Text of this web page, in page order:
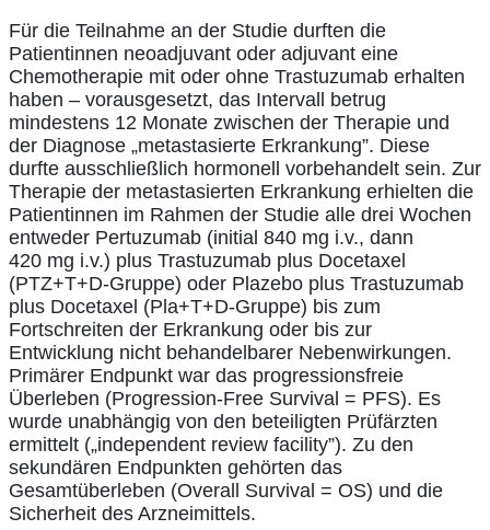
Für die Teilnahme an der Studie durften die
Patientinnen neoadjuvant oder adjuvant eine
Chemotherapie mit oder ohne Trastuzumab erhalten
haben – vorausgesetzt, das Intervall betrug
mindestens 12 Monate zwischen der Therapie und
der Diagnose „metastasierte Erkrankung”. Diese
durfte ausschließlich hormonell vorbehandelt sein. Zur
Therapie der metastasierten Erkrankung erhielten die
Patientinnen im Rahmen der Studie alle drei Wochen
entweder Pertuzumab (initial 840 mg i.v., dann
420 mg i.v.) plus Trastuzumab plus Docetaxel
(PTZ+T+D-Gruppe) oder Plazebo plus Trastuzumab
plus Docetaxel (Pla+T+D-Gruppe) bis zum
Fortschreiten der Erkrankung oder bis zur
Entwicklung nicht behandelbarer Nebenwirkungen.
Primärer Endpunkt war das progressionsfreie
Überleben (Progression-Free Survival = PFS). Es
wurde unabhängig von den beteiligten Prüfärzten
ermittelt („independent review facility”). Zu den
sekundären Endpunkten gehörten das
Gesamtüberleben (Overall Survival = OS) und die
Sicherheit des Arzneimittels.